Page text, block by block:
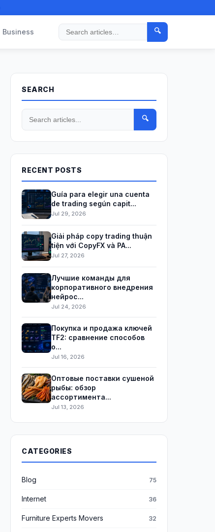
Business
Search
🔍
SEARCH
🔍
RECENT POSTS
Guía para elegir una cuenta
de trading según capit...
Jul 29, 2026
Giải pháp copy trading thuận
tiện với CopyFX và PA...
Jul 27, 2026
Лучшие команды для
корпоративного внедрения
нейрос...
Jul 24, 2026
Покупка и продажа ключей
TF2: сравнение способов
о...
Jul 16, 2026
Оптовые поставки сушеной
рыбы: обзор
ассортимента...
Jul 13, 2026
CATEGORIES
Blog 75
Internet 36
Furniture Experts Movers 32